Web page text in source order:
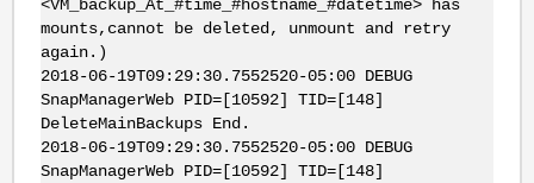
<VM_backup_At_#time_#hostname_#datetime> has
mounts,cannot be deleted, unmount and retry
again.)
2018-06-19T09:29:30.7552520-05:00 DEBUG
SnapManagerWeb PID=[10592] TID=[148]
DeleteMainBackups End.
2018-06-19T09:29:30.7552520-05:00 DEBUG
SnapManagerWeb PID=[10592] TID=[148]